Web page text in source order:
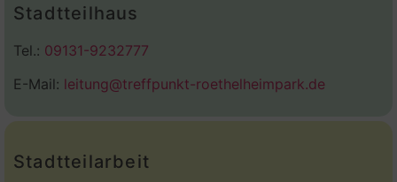
Stadtteilhaus
Tel.: 09131-9232777
E-Mail: leitung@treffpunkt-roethelheimpark.de
Stadtteilarbeit